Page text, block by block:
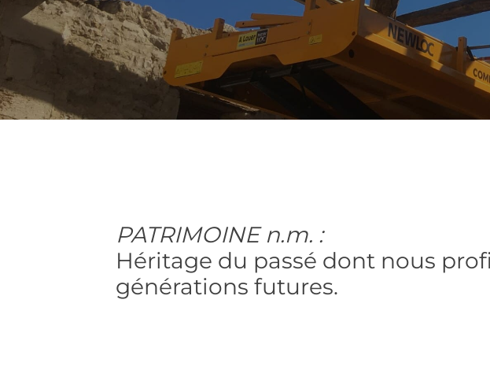
PATRIMOINE n.m. :
Héritage du passé dont nous
générations futures.